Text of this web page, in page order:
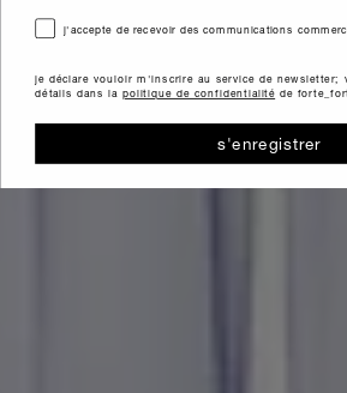
consensoj'accepte de recevoir des communications
je déclare vouloir m'inscrire au service de newsletter;
détails dans la politique de confidentialitéde
s'enregistrer